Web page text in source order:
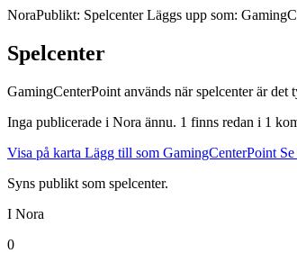
NoraPublikt: SpelcenterLäggs upp som:
Spelcenter
GamingCenterPoint används när spelcenter är det
Inga publicerade i Nora ännu. 1 finns redan i 1
Visa på karta Lägg till som GamingCenterPoint
Syns publikt som spelcenter.
I Nora
0